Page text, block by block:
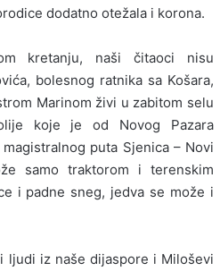
dodatno otežala i korona.
kretanju, naši čitaoci nisu
bolesnog ratnika sa Košara,
Marinom živi u zabitom selu
koje je od Novog Pazara
puta Sjenica – Novi
samo traktorom i terenskim
i padne sneg, jedva se može i
ljudi iz naše dijaspore i Miloševi